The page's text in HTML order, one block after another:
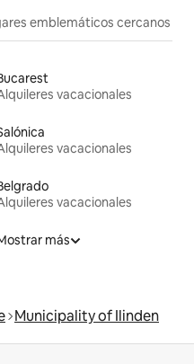
emblemáticos cercanos
vacacionales
vacacionales
vacacionales
más
Municipality of Ilinden